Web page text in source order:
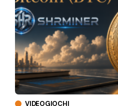
VIDEOGIOCHI